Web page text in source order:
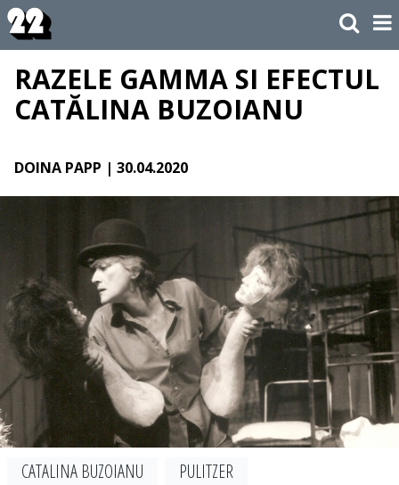
RAZELE GAMMA SI EFECTUL
CATĂLINA BUZOIANU
DOINA PAPP | 30.04.2020
CATALINA BUZOIANU
PULITZER